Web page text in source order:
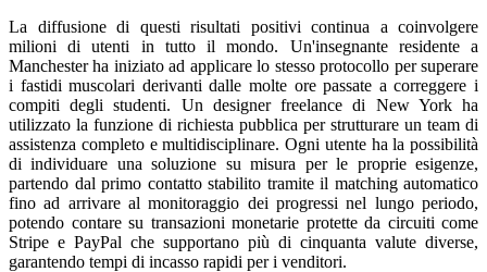
La diffusione di questi risultati positivi continua a coinvolgere
milioni di utenti in tutto il mondo. Un'insegnante residente a
Manchester ha iniziato ad applicare lo stesso protocollo per superare
i fastidi muscolari derivanti dalle molte ore passate a correggere i
compiti degli studenti. Un designer freelance di New York ha
utilizzato la funzione di richiesta pubblica per strutturare un team di
assistenza completo e multidisciplinare. Ogni utente ha la possibilità
di individuare una soluzione su misura per le proprie esigenze,
partendo dal primo contatto stabilito tramite il matching automatico
fino ad arrivare al monitoraggio dei progressi nel lungo periodo,
potendo contare su transazioni monetarie protette da circuiti come
Stripe e PayPal che supportano più di cinquanta valute diverse,
garantendo tempi di incasso rapidi per i venditori.